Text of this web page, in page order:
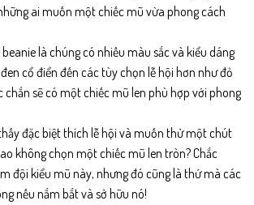
ai muốn một chiếc mũ vừa phong cách
là chúng có nhiều màu sắc và kiểu dáng
cổ điển đến các tùy chọn lễ hội hơn như đỏ
chắn sẽ có một chiếc mũ len phù hợp với phong
đặc biệt thích lễ hội và muốn thử một chút
không chọn một chiếc mũ len tròn? Chắc
đội kiểu mũ này, nhưng đó cũng là thứ mà các
nếu nắm bắt và sở hữu nó!